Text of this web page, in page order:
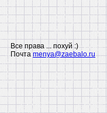
Все права ... похуй :)
Почта menya@zaebalo.ru